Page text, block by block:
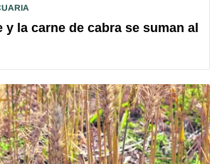
y la carne de cabra se suman al